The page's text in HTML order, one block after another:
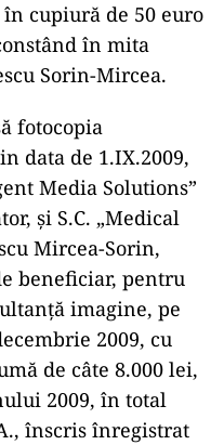
cupiură de 50 euro
în mita
Sorin-Mircea.
fotocopia
data de 1.IX.2009,
Media Solutions”
și S.C. „Medical
Mircea-Sorin,
beneficiar, pentru
imagine, pe
2009, cu
de câte 8.000 lei,
2009, în total
înscris înregistrat